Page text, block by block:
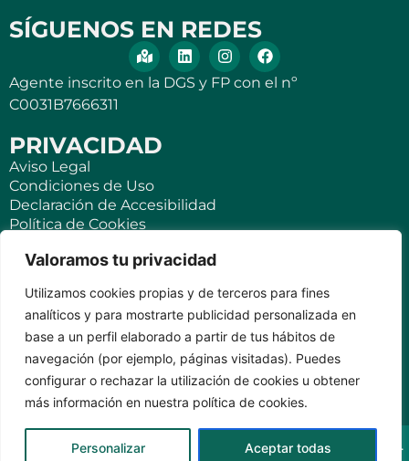
Valoramos tu privacidad
Utilizamos cookies propias y de terceros para fines
analíticos y para mostrarte publicidad personalizada en
base a un perfil elaborado a partir de tus hábitos de
navegación (por ejemplo, páginas visitadas). Puedes
configurar o rechazar la utilización de cookies u obtener
más información en nuestra política de cookies.
Personalizar Aceptar todas
SÍGUENOS EN REDES
Agente inscrito en la DGS y FP con el nº
C0031B7666311
PRIVACIDAD
Aviso Legal
Condiciones de Uso
Declaración de Accesibilidad
Política de Cookies
SEGUROS
Para ti
Negocios y PYMES
Seguro de viaje
Seguro para Viviendas Vacacionales
Seguro para teléfonos móviles
KVILAR AGENTE CASER SANTA CRUZ DE TENERIFE Av.